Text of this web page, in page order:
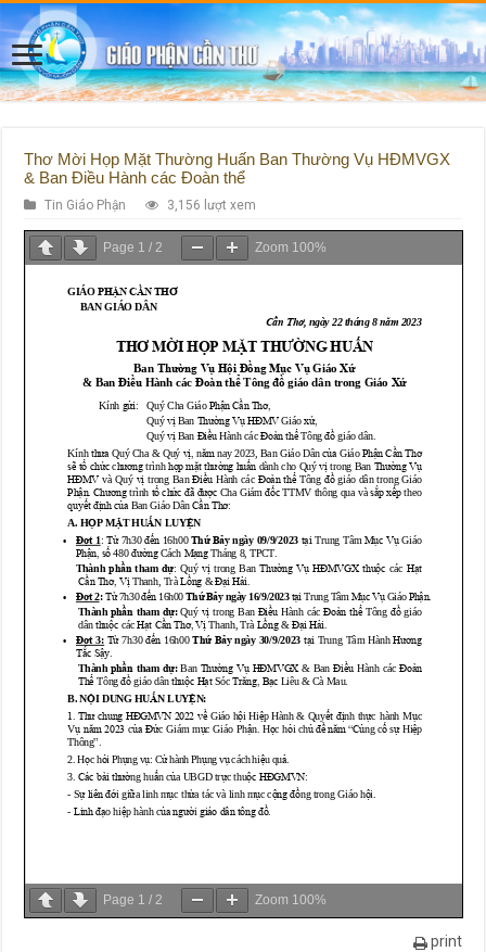
Thơ Mời Họp Mặt Thường Huấn Ban Thường Vụ HĐMVGX
& Ban Điều Hành các Đoàn thể
Tin Giáo Phận 3,156 lượt xem
Page 1 / 2 Zoom 100%
Page 1 /2 Zoom 100%
print